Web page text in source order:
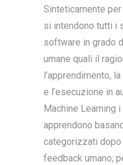
Sinteticamente
si intendono tutti i
software in grado
umane quali il
l’apprendimento,
e l’esecuzione in
Machine Learning
apprendono
categorizzati dopo
feedback umano;